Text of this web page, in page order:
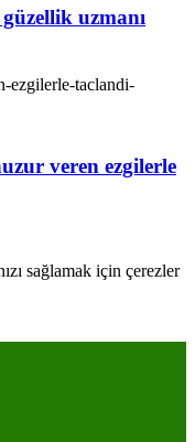
uzmanı
veren ezgilerle
sağlamak için çerezler